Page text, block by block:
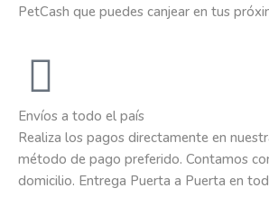
PetCash que puedes canjear en tus
Envíos a todo el país
Realiza los pagos directamente en
método de pago preferido. Contamos
domicilio. Entrega Puerta a Puerta en